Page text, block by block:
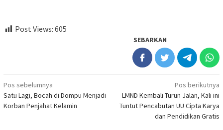
Post Views: 605
SEBARKAN
Navigasi
pos
Pos sebelumnya
Satu Lagi, Bocah di Dompu Menjadi
Korban Penjahat Kelamin
Pos berikutnya
LMND Kembali Turun Jalan, Kali ini
Tuntut Pencabutan UU Cipta Karya
dan Pendidikan Gratis